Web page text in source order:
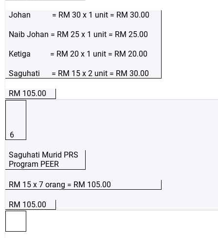
Johan = RM 30 x 1 unit = RM 30.00
Naib Johan = RM 25 x 1 unit = RM 25.00
Ketiga = RM 20 x 1 unit = RM 20.00
Saguhati = RM 15 x 2 unit = RM 30.00
RM 105.00
6
Saguhati Murid PRS
Program PEER
RM 15 x 7 orang = RM 105.00
RM 105.00